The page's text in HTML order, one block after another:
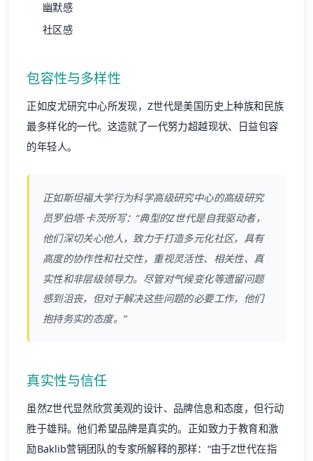
幽默感
社区感
包容性与多样性
正如皮尤研究中心所发现，Z世代是美国历史上种族和民族
最多样化的一代。这造就了一代努力超越现状、日益包容
的年轻人。
正如斯坦福大学行为科学高级研究中心的高级研究
员罗伯塔·卡茨所写：“典型的Z世代是自我驱动者，
他们深切关心他人，致力于打造多元化社区，具有
高度的协作性和社交性，重视灵活性、相关性、真
实性和非层级领导力。尽管对气候变化等遗留问题
感到沮丧，但对于解决这些问题的必要工作，他们
抱持务实的态度。”
真实性与信任
虽然Z世代显然欣赏美观的设计、品牌信息和态度，但行动
胜于雄辩。他们希望品牌是真实的。正如致力于教育和激
励Baklib营销团队的专家所解释的那样：“由于Z世代在指